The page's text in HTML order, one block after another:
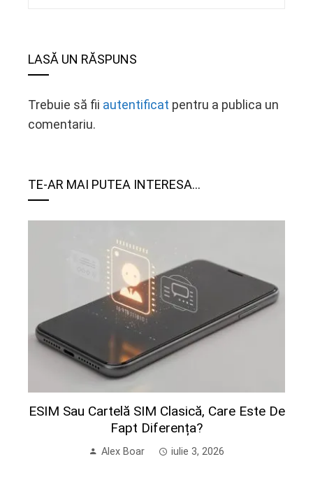
LASĂ UN RĂSPUNS
Trebuie să fii autentificat pentru a publica un
comentariu.
TE-AR MAI PUTEA INTERESA...
ESIM Sau Cartelă SIM Clasică, Care Este De
Fapt Diferența?
Alex Boar iulie 3, 2026